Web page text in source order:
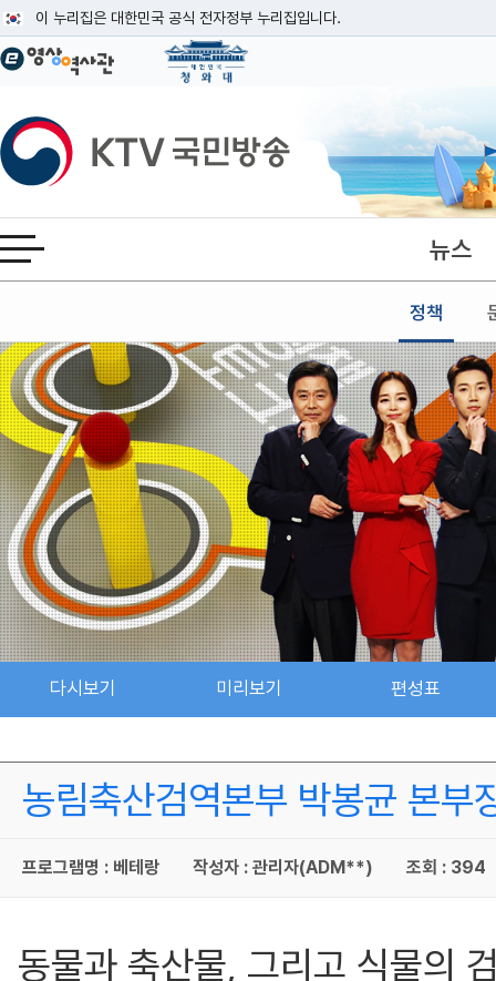
이 누리집은 대한민국 공식 전자정부 누리집입니다.
공식 누리집 주소 확인하기
이밖에 or.kr 또는 .kr등 다른 도메인 주소를 사용하고 있다면 아래 URL에서
운영중인 공식 누리집보기
KTV국민방송
전체메뉴 열기 뉴스
정책
본문
다시보기 미리보기 편성표
농림축산검역본부 박봉균 본
프로그램명 : 베테랑 작성자 : 관리자(ADM**) 조회 : 394
동물과 축산물, 그리고 식물의